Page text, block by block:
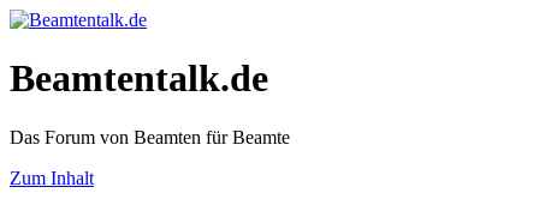
Beamtentalk.de
Das Forum von Beamten für Beamte
Zum Inhalt